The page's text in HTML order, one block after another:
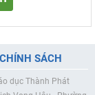
CHÍNH SÁCH
dục Thành Phát